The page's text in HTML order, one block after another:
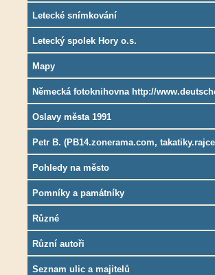
Letecké snímkování
Letecký spolek Hory o.s.
Mapy
Německá fotoknihovna http://
Oslavy města 1991
Petr B. (PB14.zonerama.com,
Pohledy na město
Pomníky a památníky
Různé
Různí autoři
Seznam ulic a majitelů